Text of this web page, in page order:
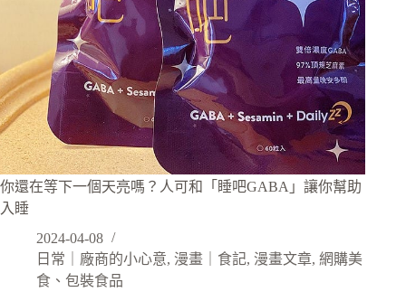
你還在等下一個天亮嗎？人可和「睡吧GABA」讓你幫助
入睡
2024-04-08
日常｜廠商的小心意, 漫畫｜食記, 漫畫文章, 網購美
食、包裝食品